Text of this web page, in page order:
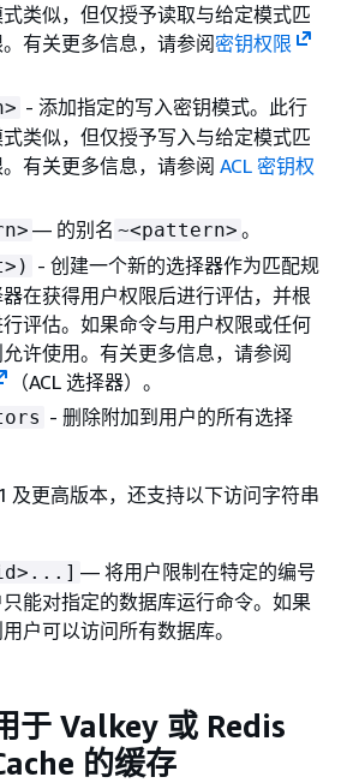
类似，但仅授予读取与给定模式匹
有关更多信息，请参阅密钥权限
- 添加指定的写入密钥模式。此行
类似，但仅授予写入与给定模式匹
有关更多信息，请参阅 ACL 密钥权
— 的别名 ~<pattern> 。
- 创建一个新的选择器作为匹配规
在获得用户权限后进行评估，并根
评估。如果命令与用户权限或任何
许使用。有关更多信息，请参阅
（ACL 选择器）。
- 删除附加到用户的所有选择
及更高版本，还支持以下访问字符串
— 将用户限制在特定的编号
能对指定的数据库运行命令。如果
户可以访问所有数据库。
于 Valkey 或 Redis
的缓存